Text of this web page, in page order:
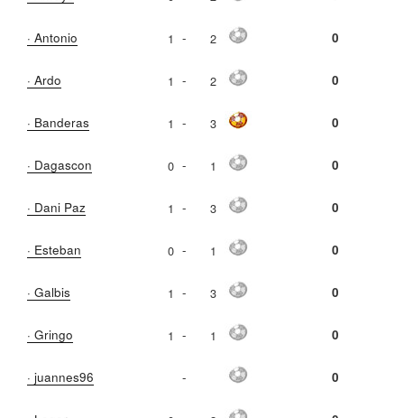
· Antonio 1 - 2 0
· Ardo 1 - 2 0
· Banderas 1 - 3 0
· Dagascon 0 - 1 0
· Dani Paz 1 - 3 0
· Esteban 0 - 1 0
· Galbis 1 - 3 0
· Gringo 1 - 1 0
· juannes96 - 0